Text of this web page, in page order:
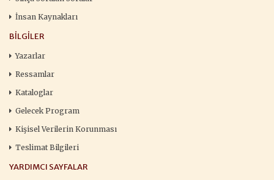
İnsan Kaynakları
BILGILER
Yazarlar
Ressamlar
Kataloglar
Gelecek Program
Kişisel Verilerin Korunması
Teslimat Bilgileri
YARDIMCI SAYFALAR